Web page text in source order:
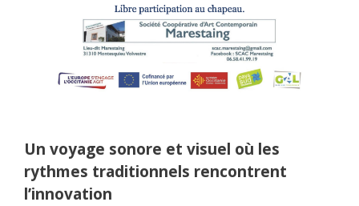
Un voyage sonore et visuel où les
rythmes traditionnels rencontrent
l’innovation